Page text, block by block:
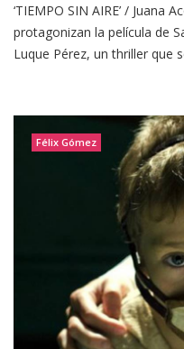
‘TIEMPO SIN AIRE’ / Juana
protagonizan la película de
Luque Pérez, un thriller que
Félix Gómez